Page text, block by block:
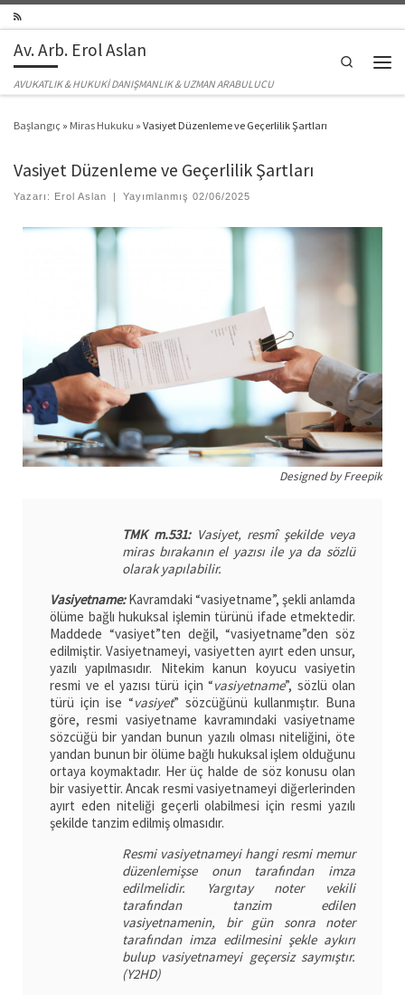
Av. Arb. Erol Aslan
AVUKATLIK & HUKUKİ DANIŞMANLIK & UZMAN ARABULUCU
Search
Başlangıç » Miras Hukuku » Vasiyet Düzenleme ve Geçerlilik Şartları
Vasiyet Düzenleme ve Geçerlilik Şartları
Yazarı: Erol Aslan | Yayımlanmış 02/06/2025
Designed by Freepik
TMK m.531:Vasiyet, resmî şekilde veya
miras bırakanın el yazısı ile ya da sözlü
olarak yapılabilir.
Vasiyetname:Kavramdaki “vasiyetname”, şekli anlamda
ölüme bağlı hukuksal işlemin türünü ifade etmektedir.
Maddede “vasiyet”ten değil, “vasiyetname”den söz
edilmiştir. Vasiyetnameyi, vasiyetten ayırt eden unsur,
yazılı yapılmasıdır. Nitekim kanun koyucu vasiyetin
resmi ve el yazısı türü için “vasiyetname”, sözlü olan
türü için ise “vasiyet” sözcüğünü kullanmıştır. Buna
göre, resmi vasiyetname kavramındaki vasiyetname
sözcüğü bir yandan bunun yazılı olması niteliğini, öte
yandan bunun bir ölüme bağlı hukuksal işlem olduğunu
ortaya koymaktadır. Her üç halde de söz konusu olan
bir vasiyettir. Ancak resmi vasiyetnameyi diğerlerinden
ayırt eden niteliği geçerli olabilmesi için resmi yazılı
şekilde tanzim edilmiş olmasıdır.
Resmi vasiyetnameyi hangi resmi memur
düzenlemişse onun tarafından imza
edilmelidir. Yargıtay noter vekili
tarafından tanzim edilen
vasiyetnamenin, bir gün sonra noter
tarafından imza edilmesini şekle aykırı
bulup vasiyetnameyi geçersiz saymıştır.
(Y2HD)